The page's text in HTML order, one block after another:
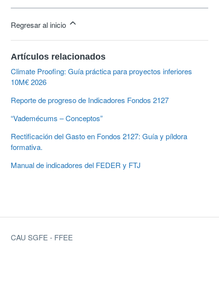
Regresar al inicio
Artículos relacionados
Climate Proofing: Guía práctica para proyectos inferiores
10M€ 2026
Reporte de progreso de Indicadores Fondos 2127
“Vademécums – Conceptos”
Rectificación del Gasto en Fondos 2127: Guía y píldora
formativa.
Manual de indicadores del FEDER y FTJ
CAU SGFE - FFEE